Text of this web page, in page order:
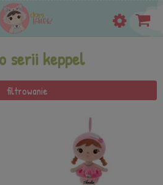
serii keppel
filtrowanie